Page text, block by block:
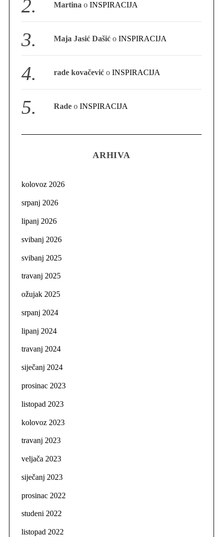
Martina oINSPIRACIJA
Maja Jasić Dašić oINSPIRACIJA
rade kovačević oINSPIRACIJA
Rade oINSPIRACIJA
ARHIVA
kolovoz 2026
srpanj 2026
lipanj 2026
svibanj 2026
svibanj 2025
travanj 2025
ožujak 2025
srpanj 2024
lipanj 2024
travanj 2024
siječanj 2024
prosinac 2023
listopad 2023
kolovoz 2023
travanj 2023
veljača 2023
siječanj 2023
prosinac 2022
studeni 2022
listopad 2022